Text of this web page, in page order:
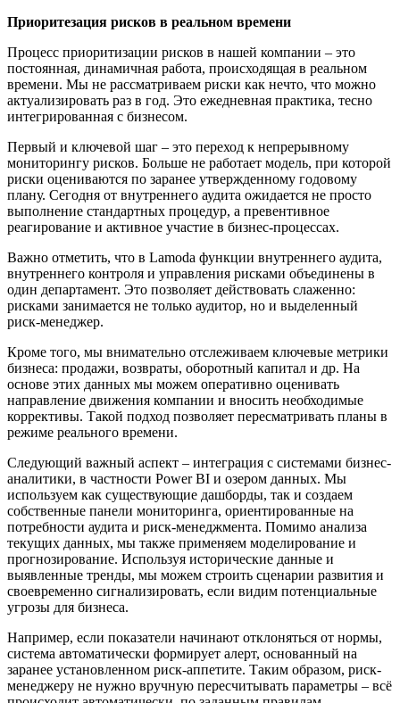
Приоритезация рисков в реальном времени
Процесс приоритизации рисков в нашей компании – это
постоянная, динамичная работа, происходящая в реальном
времени. Мы не рассматриваем риски как нечто, что можно
актуализировать раз в год. Это ежедневная практика, тесно
интегрированная с бизнесом.
Первый и ключевой шаг – это переход к непрерывному
мониторингу рисков. Больше не работает модель, при которой
риски оцениваются по заранее утвержденному годовому
плану. Сегодня от внутреннего аудита ожидается не просто
выполнение стандартных процедур, а превентивное
реагирование и активное участие в бизнес-процессах.
Важно отметить, что в Lamoda функции внутреннего аудита,
внутреннего контроля и управления рисками объединены в
один департамент. Это позволяет действовать слаженно:
рисками занимается не только аудитор, но и выделенный
риск-менеджер.
Кроме того, мы внимательно отслеживаем ключевые метрики
бизнеса: продажи, возвраты, оборотный капитал и др. На
основе этих данных мы можем оперативно оценивать
направление движения компании и вносить необходимые
коррективы. Такой подход позволяет пересматривать планы в
режиме реального времени.
Следующий важный аспект – интеграция с системами бизнес-
аналитики, в частности Power BI и озером данных. Мы
используем как существующие дашборды, так и создаем
собственные панели мониторинга, ориентированные на
потребности аудита и риск-менеджмента. Помимо анализа
текущих данных, мы также применяем моделирование и
прогнозирование. Используя исторические данные и
выявленные тренды, мы можем строить сценарии развития и
своевременно сигнализировать, если видим потенциальные
угрозы для бизнеса.
Например, если показатели начинают отклоняться от нормы,
система автоматически формирует алерт, основанный на
заранее установленном риск-аппетите. Таким образом, риск-
менеджеру не нужно вручную пересчитывать параметры – всё